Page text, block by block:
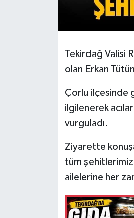
Tekirdağ Valisi
olan Erkan
Çorlu ilçesinde
ilgilenerek
vurguladı.
Ziyarette
tüm
ailelerine her